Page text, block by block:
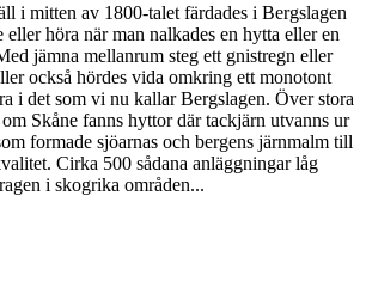
i mitten av 1800-talet färdades i Bergslagen
eller höra när man nalkades en hytta eller en
jämna mellanrum steg ett gnistregn eller
också hördes vida omkring ett monotont
i det som vi nu kallar Bergslagen. Över stora
Skåne fanns hyttor där tackjärn utvanns ur
formade sjöarnas och bergens järnmalm till
Cirka 500 sådana anläggningar låg
i skogrika områden...